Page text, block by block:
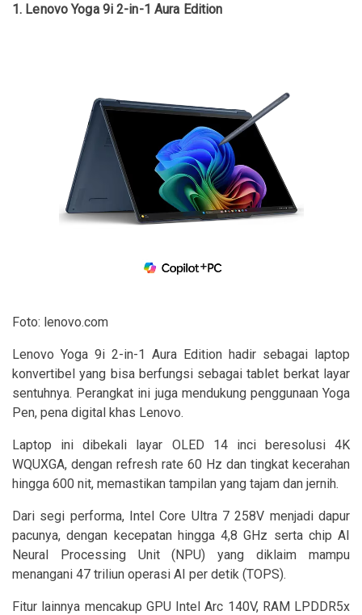
1. Lenovo Yoga 9i 2-in-1 Aura Edition
Foto: lenovo.com
Lenovo Yoga 9i 2-in-1 Aura Edition hadir sebagai laptop
konvertibel yang bisa berfungsi sebagai tablet berkat layar
sentuhnya. Perangkat ini juga mendukung penggunaan Yoga
Pen, pena digital khas Lenovo.
Laptop ini dibekali layar OLED 14 inci beresolusi 4K
WQUXGA, dengan refresh rate 60 Hz dan tingkat kecerahan
hingga 600 nit, memastikan tampilan yang tajam dan jernih.
Dari segi performa, Intel Core Ultra 7 258V menjadi dapur
pacunya, dengan kecepatan hingga 4,8 GHz serta chip AI
Neural Processing Unit (NPU) yang diklaim mampu
menangani 47 triliun operasi AI per detik (TOPS).
Fitur lainnya mencakup GPU Intel Arc 140V, RAM LPDDR5x